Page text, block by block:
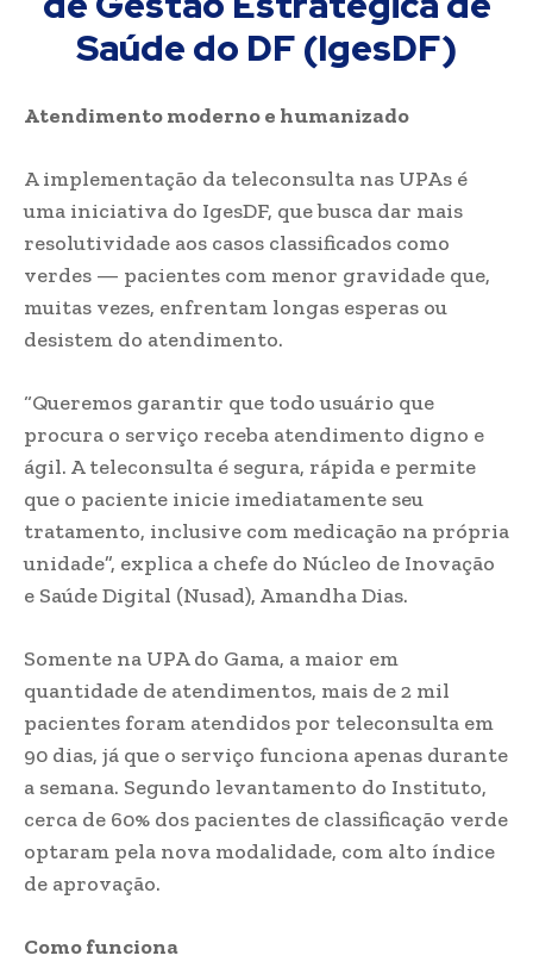
Saúde do DF (IgesDF)
Atendimento moderno e humanizado
A implementação da teleconsulta nas UPAs é
uma iniciativa do IgesDF, que busca dar mais
resolutividade aos casos classificados como
verdes — pacientes com menor gravidade que,
muitas vezes, enfrentam longas esperas ou
desistem do atendimento.
“Queremos garantir que todo usuário que
procura o serviço receba atendimento digno e
ágil. A teleconsulta é segura, rápida e permite
que o paciente inicie imediatamente seu
tratamento, inclusive com medicação na própria
unidade”, explica a chefe do Núcleo de Inovação
e Saúde Digital (Nusad), Amandha Dias.
Somente na UPA do Gama, a maior em
quantidade de atendimentos, mais de 2 mil
pacientes foram atendidos por teleconsulta em
90 dias, já que o serviço funciona apenas durante
a semana. Segundo levantamento do Instituto,
cerca de 60% dos pacientes de classificação verde
optaram pela nova modalidade, com alto índice
de aprovação.
Como funciona